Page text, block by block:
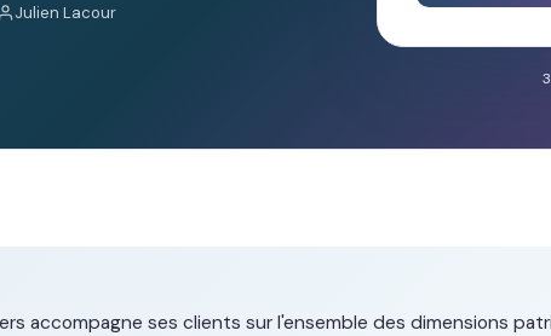
Julien Lacour
accompagne ses clients sur l'ensemble des dimensions